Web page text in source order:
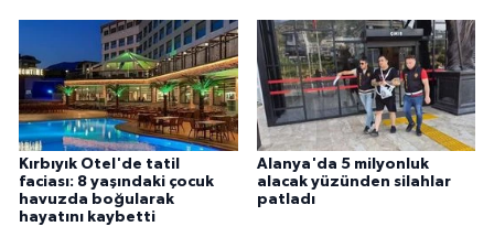
Kırbıyık Otel'de tatil
faciası: 8 yaşındaki çocuk
havuzda boğularak
hayatını kaybetti
Alanya'da 5 milyonluk
alacak yüzünden silahlar
patladı